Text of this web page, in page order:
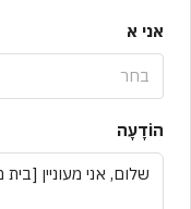
אני א
בחר
הוֹדָעָה